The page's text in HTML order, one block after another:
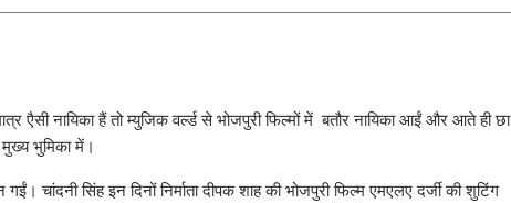
एैसी नायिका हैं तो म्युजिक वर्ल्ड से भोजपुरी फिल्मों में बतौर नायिका आईं और आते ही छा
भुमिका में।
चांदनी सिंह इन दिनों निर्माता दीपक शाह की भोजपुरी फिल्म एमएलए दर्जी की शुटिंग